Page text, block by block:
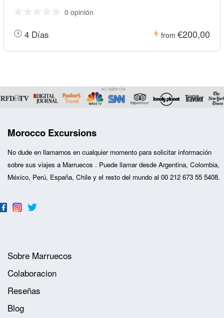
0 opinión
4 Días from €200,00
Morocco Excursions
No dude en llamarnos en cualquier momento para solicitar información
sobre sus viajes a Marruecos . Puede llamar desde Argentina, Colombia,
México, Perú, España, Chile y el resto del mundo al 00 212 673 55 5408.
Sobre Marruecos
Colaboracion
Reseñas
Blog